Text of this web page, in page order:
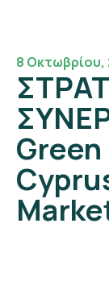
8 Οκτωβρίου,
Green